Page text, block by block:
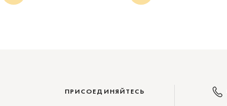
ПРИСОЕДИНЯЙТЕСЬ